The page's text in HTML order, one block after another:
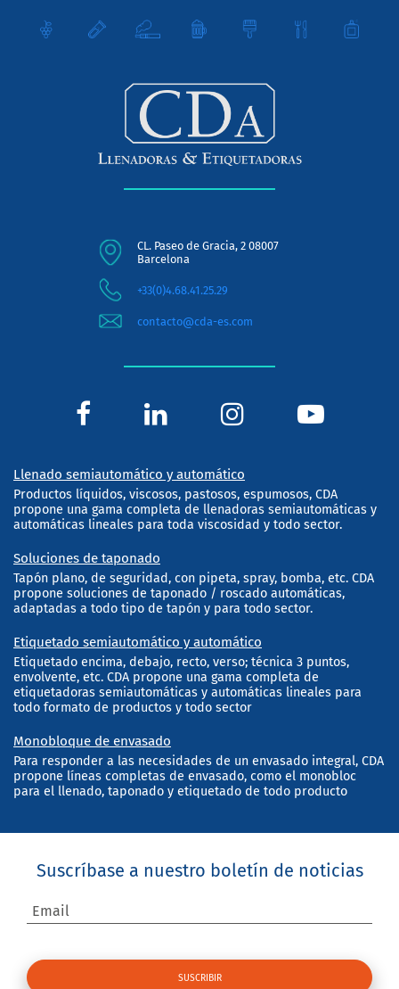
CL. Paseo de Gracia, 2 08007
Barcelona
+33(0)4.68.41.25.29
contacto@cda-es.com
Llenado semiautomático y automático
Productos líquidos, viscosos, pastosos, espumosos, CDA
propone una gama completa de llenadoras semiautomáticas y
automáticas lineales para toda viscosidad y todo sector.
Soluciones de taponado
Tapón plano, de seguridad, con pipeta, spray, bomba, etc. CDA
propone soluciones de taponado / roscado automáticas,
adaptadas a todo tipo de tapón y para todo sector.
Etiquetado semiautomático y automático
Etiquetado encima, debajo, recto, verso; técnica 3 puntos,
envolvente, etc. CDA propone una gama completa de
etiquetadoras semiautomáticas y automáticas lineales para
todo formato de productos y todo sector
Monobloque de envasado
Para responder a las necesidades de un envasado integral, CDA
propone líneas completas de envasado, como el monobloc
para el llenado, taponado y etiquetado de todo producto
Suscríbase a nuestro boletín de noticias
Email